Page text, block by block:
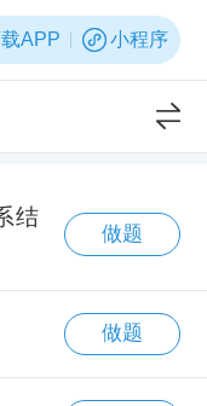
APP 小程序
结
做题
做题